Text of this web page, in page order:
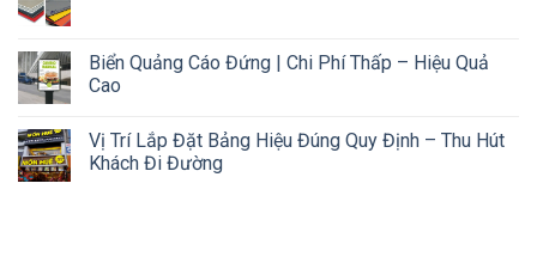
Biển Quảng Cáo Đứng | Chi Phí Thấp – Hiệu Quả
Cao
Vị Trí Lắp Đặt Bảng Hiệu Đúng Quy Định – Thu Hút
Khách Đi Đường